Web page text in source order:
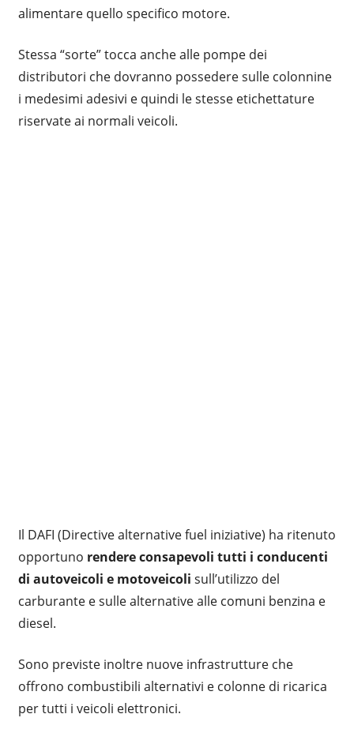
alimentare quello specifico motore.
Stessa “sorte” tocca anche alle pompe dei
distributori che dovranno possedere sulle colonnine
i medesimi adesivi e quindi le stesse etichettature
riservate ai normali veicoli.
Il DAFI (Directive alternative fuel iniziative) ha ritenuto
opportuno rendere consapevoli tutti i conducenti
di autoveicoli e motoveicoli sull’utilizzo del
carburante e sulle alternative alle comuni benzina e
diesel.
Sono previste inoltre nuove infrastrutture che
offrono combustibili alternativi e colonne di ricarica
per tutti i veicoli elettronici.